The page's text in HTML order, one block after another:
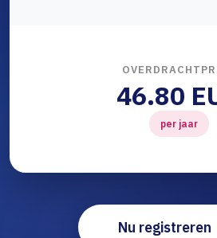
46.80
per jaar
Nu registreren